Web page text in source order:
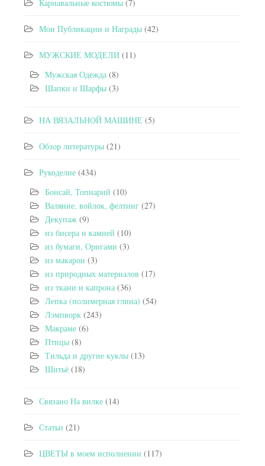
Карнавальные костюмы (7)
Мои Публикации и Награды (42)
МУЖСКИЕ МОДЕЛИ (11)
Мужская Одежда (8)
Шапки и Шарфы (3)
НА ВЯЗАЛЬНОЙ МАШИНЕ (5)
Обзор литературы (21)
Рукоделие (434)
Бонсай, Топиарий (10)
Валяние, войлок, фелтинг (27)
Декупаж (9)
из бисера и камней (10)
из бумаги, Оригами (3)
из макарон (3)
из природных материалов (17)
из ткани и капрона (36)
Лепка (полимерная глина) (54)
Лэмпворк (243)
Макраме (6)
Птицы (8)
Тильда и другие куклы (13)
Шитьё (18)
Связано На вилке (14)
Статьи (21)
ЦВЕТЫ в моем исполнении (117)